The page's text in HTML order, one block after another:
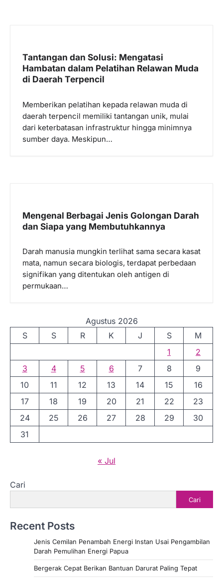
Tantangan dan Solusi: Mengatasi
Hambatan dalam Pelatihan Relawan Muda
di Daerah Terpencil
Memberikan pelatihan kepada relawan muda di
daerah terpencil memiliki tantangan unik, mulai
dari keterbatasan infrastruktur hingga minimnya
sumber daya. Meskipun…
Mengenal Berbagai Jenis Golongan Darah
dan Siapa yang Membutuhkannya
Darah manusia mungkin terlihat sama secara kasat
mata, namun secara biologis, terdapat perbedaan
signifikan yang ditentukan oleh antigen di
permukaan…
Agustus 2026
S
S R K J S
M
1
2
3
4 5 6 7 8
9
10
11 12 13 14 15
16
17
18 19 20 21 22
23
24
25 26 27 28 29
30
31
« Jul
Cari
Cari
Recent Posts
Jenis Cemilan Penambah Energi Instan Usai Pengambilan
Darah Pemulihan Energi Papua
Bergerak Cepat Berikan Bantuan Darurat Paling Tepat